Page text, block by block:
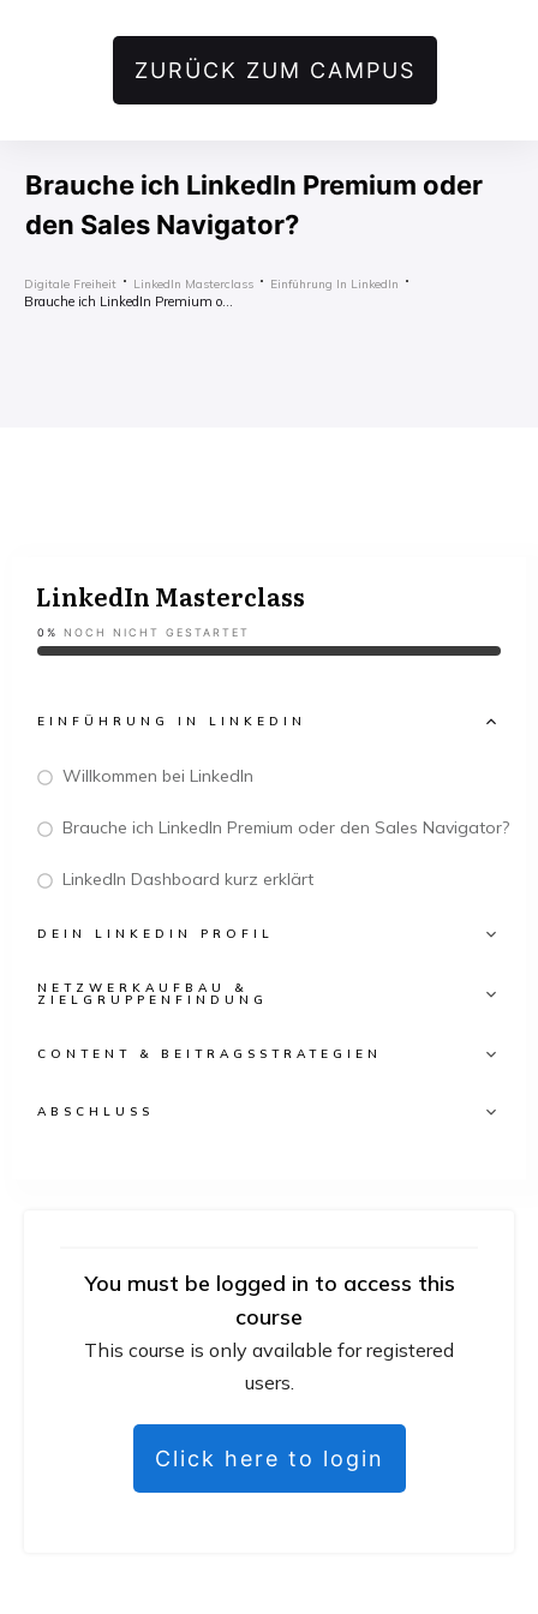
ZURÜCK ZUM CAMPUS
Brauche ich LinkedIn Premium oder
den Sales Navigator?
Digitale Freiheit LinkedIn Masterclass Einführung In LinkedIn
Brauche ich LinkedIn Premium oder den Sales Navigator?
You must be logged in to access this
course
This course is only available for registered
users.
Click here to login
LinkedIn Masterclass
0% NOCH NICHT GESTARTET
EINFÜHRUNG IN LINKEDIN
Willkommen bei LinkedIn
Brauche ich LinkedIn Premium oder den Sales Navigator?
LinkedIn Dashboard kurz erklärt
DEIN LINKEDIN PROFIL
NETZWERKAUFBAU &
ZIELGRUPPENFINDUNG
CONTENT & BEITRAGSSTRATEGIEN
ABSCHLUSS